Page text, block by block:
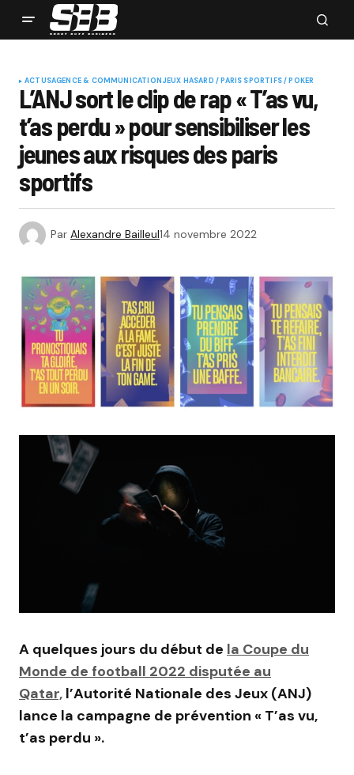
ACTUSAGENCE & COMMUNICATIONJEUX HASARD / PARIS SPORTIFS / POKER
L’ANJ sort le clip de rap « T’as vu,
t’as perdu » pour sensibiliser les
jeunes aux risques des paris
sportifs
Par Alexandre Bailleul14 novembre 2022
A quelques jours du début de la Coupe du
Monde de football 2022 disputée au
Qatar, l’Autorité Nationale des Jeux (ANJ)
lance la campagne de prévention « T’as vu,
t’as perdu ».